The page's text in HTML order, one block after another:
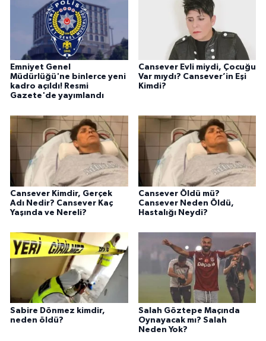
Emniyet Genel
Müdürlüğü'ne binlerce yeni
kadro açıldı! Resmi
Gazete'de yayımlandı
Cansever Evli miydi, Çocuğu
Var mıydı? Cansever’in Eşi
Kimdi?
Cansever Kimdir, Gerçek
Adı Nedir? Cansever Kaç
Yaşında ve Nereli?
Cansever Öldü mü?
Cansever Neden Öldü,
Hastalığı Neydi?
Sabire Dönmez kimdir,
neden öldü?
Salah Göztepe Maçında
Oynayacak mı? Salah
Neden Yok?